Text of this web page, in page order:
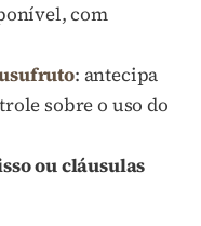
com
: antecipa
sobre o uso do
ou cláusulas